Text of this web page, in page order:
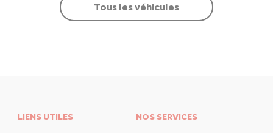
Tous les véhicules
LIENS UTILES NOS SERVICES